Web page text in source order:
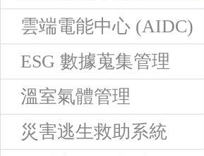
雲端電能中心 (AIDC)
ESG 數據蒐集管理
溫室氣體管理
災害逃生救助系統